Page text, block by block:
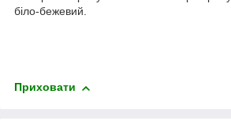
біло-бежевий.
Приховати